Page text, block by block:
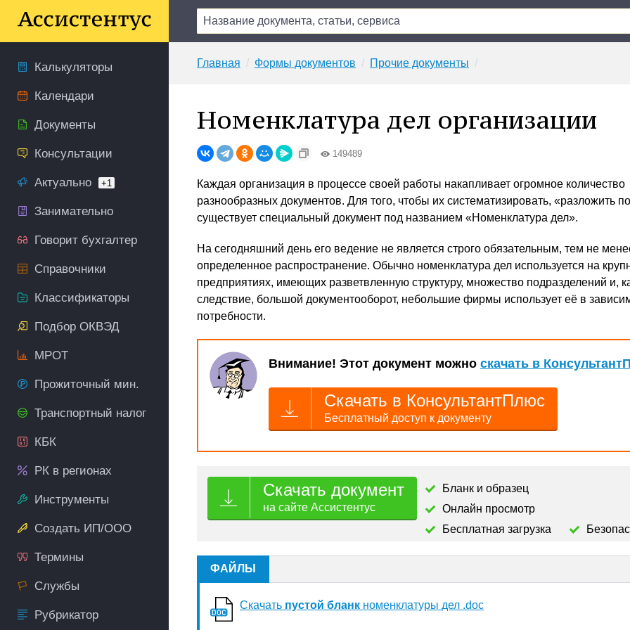
Калькуляторы
Календари
Документы
Консультации
Актуально +1
Занимательно
Говорит бухгалтер
Справочники
Классификаторы
Подбор ОКВЭД
МРОТ
Прожиточный мин.
Транспортный налог
КБК
РК в регионах
Инструменты
Создать ИП/ООО
Термины
Службы
Рубрикатор
Главная Формы документов Прочие документы
Номенклатура дел организации
149489
Каждая организация в процессе своей работы накапливает огромное количество
разнообразных документов. Для того, чтобы их систематизировать, «разложить
существует специальный документ под названием «Номенклатура дел».
На сегодняшний день его ведение не является строго обязательным, тем не
определенное распространение. Обычно номенклатура дел используется на
предприятиях, имеющих разветвленную структуру, множество подразделений и,
следствие, большой документооборот, небольшие фирмы использует её в
потребности.
Внимание! Этот документ можно скачать в
Скачать в КонсультантПлюс
Бесплатный доступ к документу
Скачать документ
на сайте Ассистентус
Бланк и образец
Онлайн просмотр
Бесплатная загрузка
ФАЙЛЫ
Скачать пустой бланк номенклатуры дел .doc